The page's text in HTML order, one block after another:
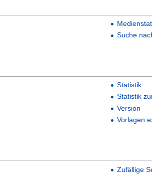
Suche
Statistik
Statistik
Version
Vorlagen
Zufällige